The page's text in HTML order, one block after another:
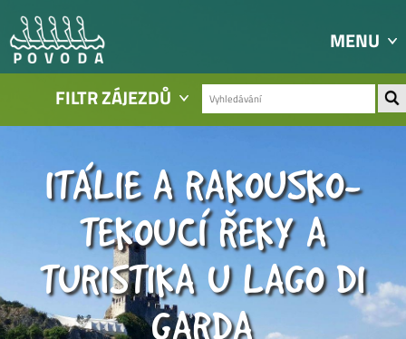
MENU
FILTR ZÁJEZDŮ
ITÁLIE A RAKOUSKO-
TEKOUCÍ ŘEKY A
TURISTIKA U LAGO DI
GARDA